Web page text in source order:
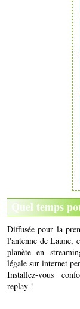
Quel temps
Diffusée pour la
l'antenne de Laune,
planète en
légale sur internet
Installez-vous
replay !